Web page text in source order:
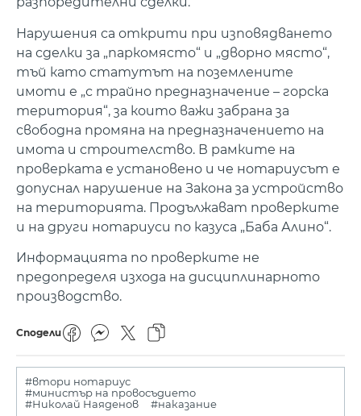
Нарушения са открити при изповядването
на сделки за „паркомясто“ и „дворно място“,
тъй като статутът на поземлените
имоти е „с трайно предназначение – горска
територия“, за които важи забрана за
свободна промяна на предназначението на
имота и строителство. В рамките на
проверката е установено и че нотариусът е
допуснал нарушение на Закона за устройство
на територията. Продължават проверките
и на други нотариуси по казуса „Баба Алино“.
Информацията по проверките не
предопределя изхода на дисциплинарното
производство.
Сподели
#втори нотариус
#министър на провосъдието
#Николай Наяденов
#наказание